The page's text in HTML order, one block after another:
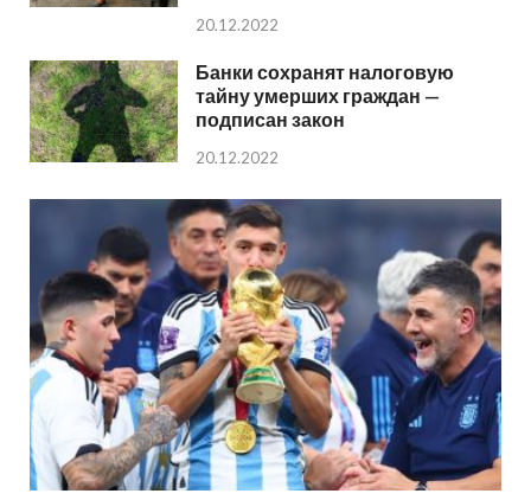
20.12.2022
Банки сохранят налоговую
тайну умерших граждан —
подписан закон
20.12.2022